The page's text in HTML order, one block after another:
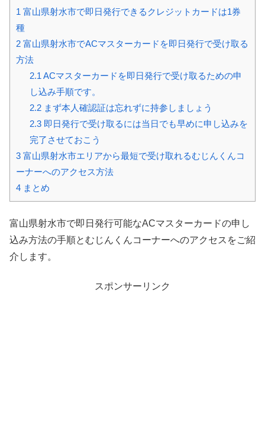
1 富山県射水市で即日発行できるクレジットカードは1券
種
2 富山県射水市でACマスターカードを即日発行で受け取る
方法
2.1 ACマスターカードを即日発行で受け取るための申
し込み手順です。
2.2まず本人確認証は忘れずに持参しましょう
2.3即日発行で受け取るには当日でも早めに申し込みを
完了させておこう
3 富山県射水市エリアから最短で受け取れるむじんくんコ
ーナーへのアクセス方法
4 まとめ
富山県射水市で即日発行可能なACマスターカードの申し
込み方法の手順とむじんくんコーナーへのアクセスをご紹
介します。
スポンサーリンク